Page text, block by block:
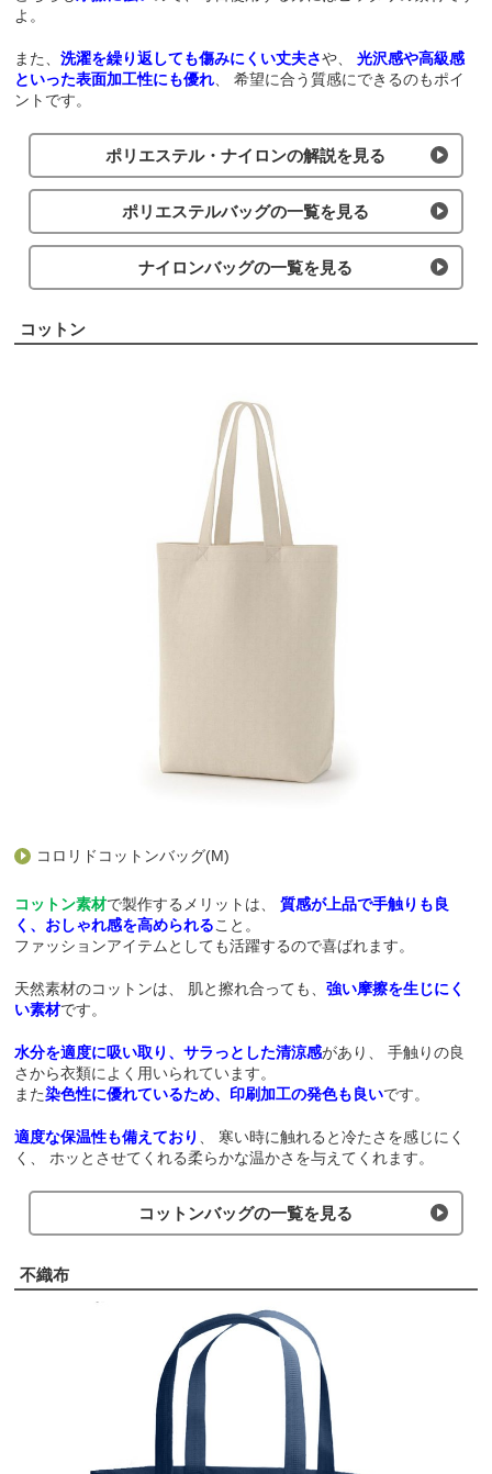
よ。
また、洗濯を繰り返しても傷みにくい丈夫さや、
光沢感や高級感
といった表面加工性にも優れ
希望に合う質感にできるのもポイ
ントです。
ポリエステル・ナイロンの解説を見る
ポリエステルバッグの一覧を見る
ナイロンバッグの一覧を見る
コットン
コロリドコットンバッグ(M)
コットン素材で製作するメリットは、
質感が上品で手触りも良
く、おしゃれ感を高められること。
ファッションアイテムとしても活躍するので喜ばれます。
天然素材のコットンは、 肌と擦れ合っても、強い摩擦を生じにく
い素材です。
水分を適度に吸い取り、サラっとした清涼感があり、
手触りの良
さから衣類によく用いられています。
また染色性に優れているため、印刷加工の発色も良いです。
適度な保温性も備えており
寒い時に触れると冷たさを感じにく
く、
ホッとさせてくれる柔らかな温かさを与えてくれます。
コットンバッグの一覧を見る
不織布